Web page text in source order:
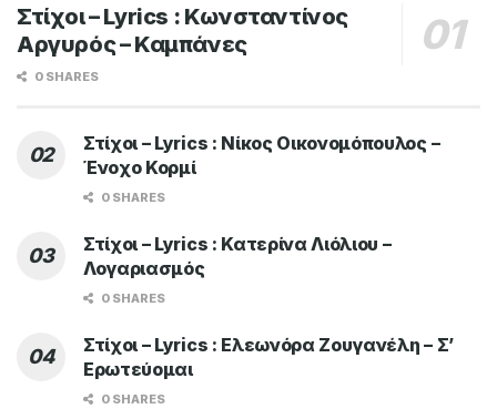
Στίχοι – Lyrics : Κωνσταντίνος
Αργυρός – Καμπάνες
0 SHARES
Στίχοι – Lyrics : Νίκος Οικονομόπουλος –
Ένοχο Κορμί
0 SHARES
Στίχοι – Lyrics : Κατερίνα Λιόλιου –
Λογαριασμός
0 SHARES
Στίχοι – Lyrics : Ελεωνόρα Ζουγανέλη – Σ’
Ερωτεύομαι
0 SHARES